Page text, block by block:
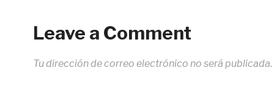
Leave a Comment
Tu dirección de correo electrónico no será publicada.